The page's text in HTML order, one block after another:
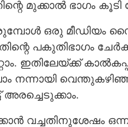
മുക്കാൽ ഭാഗം കൂടി
വരുമ്പോൾ ഒരു
പകുതിഭാഗം
ഇതിലേയ്ക്ക്
നന്നായി
അരച്ചെടുക്കാം.
വച്ചതിനുശേഷം